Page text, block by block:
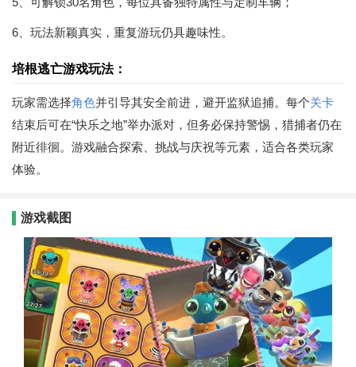
6、玩法新颖真实，重复游玩仍具趣味性。
培根逃亡游戏玩法：
玩家需选择角色并引导其安全前进，避开监狱追捕。每个关卡
结束后可在“快乐之地”举办派对，但务必保持警惕，猎捕者仍在
附近徘徊。游戏融合探索、挑战与庆祝等元素，适合各类玩家
体验。
游戏截图